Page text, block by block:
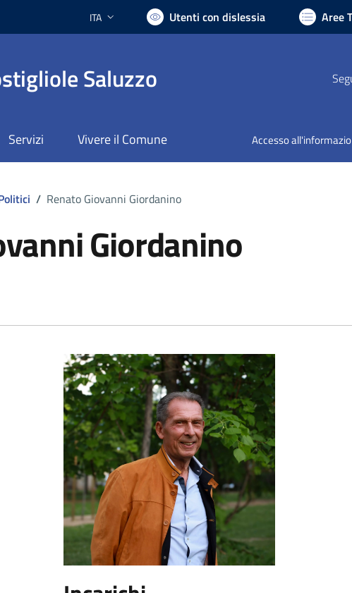
Lingua attiva:
ITA Utenti con dislessia Aree
Saluzzo
Servizi Vivere il Comune Accesso
/ Renato Giovanni Giordanino
Giordanino